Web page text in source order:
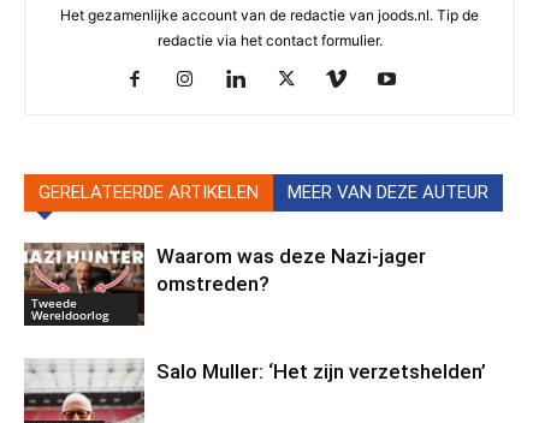
Het gezamenlijke account van de redactie van joods.nl. Tip de
redactie via het contact formulier.
GERELATEERDE ARTIKELEN MEER VAN DEZE AUTEUR
Tweede
Wereldoorlog
Waarom was deze Nazi-jager
omstreden?
Salo Muller: ‘Het zijn verzetshelden’